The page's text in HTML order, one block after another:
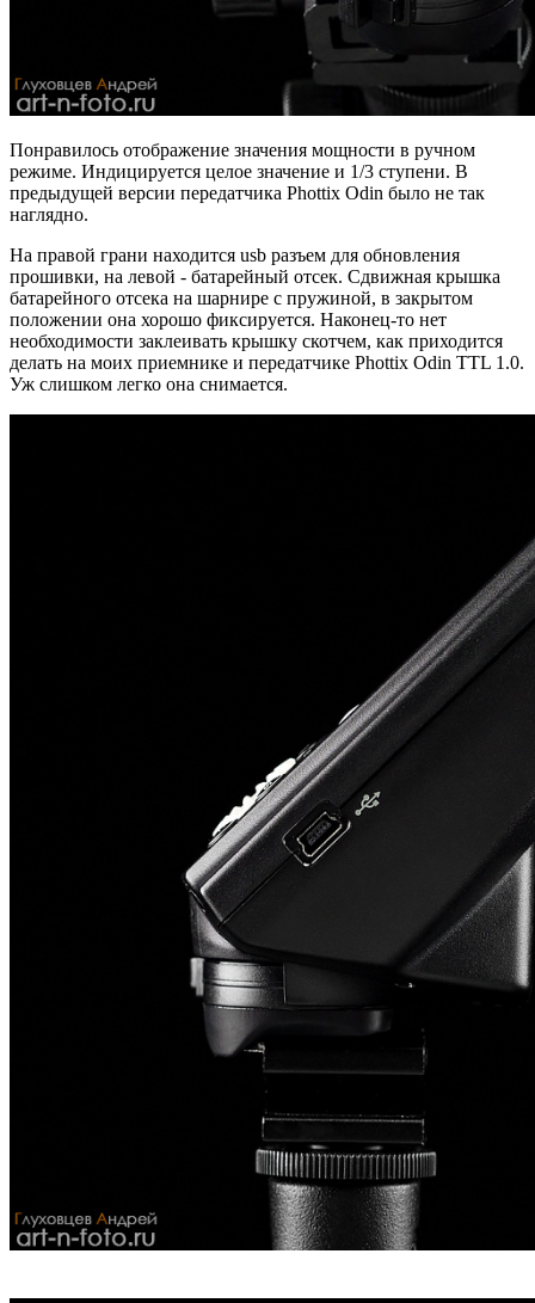
Понравилось отображение значения мощности в ручном
режиме. Индицируется целое значение и 1/3 ступени. В
предыдущей версии передатчика Phottix Odin было не так
наглядно.
На правой грани находится usb разъем для обновления
прошивки, на левой - батарейный отсек. Сдвижная крышка
батарейного отсека на шарнире с пружиной, в закрытом
положении она хорошо фиксируется. Наконец-то нет
необходимости заклеивать крышку скотчем, как приходится
делать на моих приемнике и передатчике Phottix Odin TTL 1.0.
Уж слишком легко она снимается.